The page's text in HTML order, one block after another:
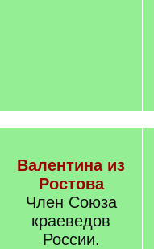
Валентина из
Ростова
Член Союза
краеведов
России.